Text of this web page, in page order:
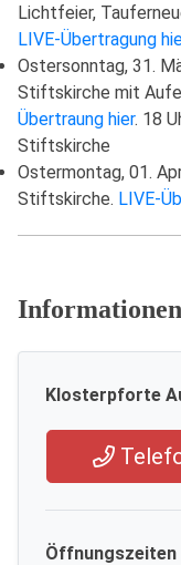
Lichtfeier,
LIVE-Übertragung
Ostersonntag, 31.
Stiftskirche mit
Übertraung hier. 18
Stiftskirche
Ostermontag, 01.
Stiftskirche. LIVE-
Klosterpforte